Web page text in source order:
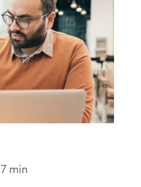
7 min